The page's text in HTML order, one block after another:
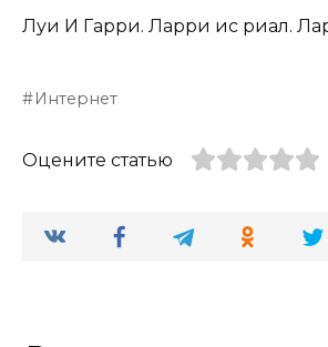
Луи И Гарри. Ларри ис риал.
Интернет
Оцените статью